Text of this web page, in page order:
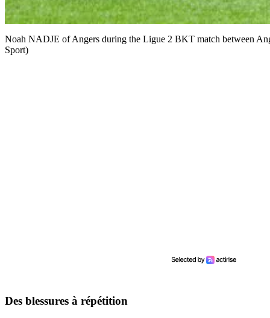
Noah NADJE of Angers during the Ligue 2 BKT match between
Sport)
Des blessures à répétition